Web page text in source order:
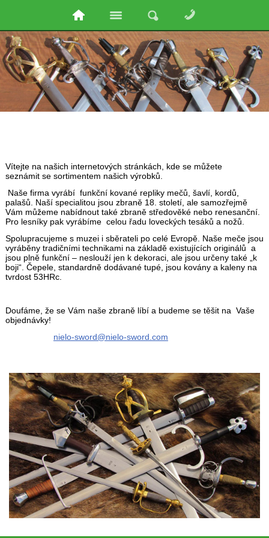
Vítejte na našich internetových stránkách, kde se můžete
seznámit se sortimentem našich výrobků.
Naše firma vyrábí funkční kované repliky mečů, šavlí, kordů,
palašů. Naší specialitou jsou zbraně 18. století, ale samozřejmě
Vám můžeme nabídnout také zbraně středověké nebo renesanční.
Pro lesníky pak vyrábíme celou řadu loveckých tesáků a nožů.
Spolupracujeme s muzei i sběrateli po celé Evropě. Naše meče jsou
vyráběny tradičními technikami na základě existujících originálů a
jsou plně funkční – neslouží jen k dekoraci, ale jsou určeny také „k
boji“. Čepele, standardně dodávané tupé, jsou kovány a kaleny na
tvrdost 53HRc.
Doufáme, že se Vám naše zbraně líbí a budeme se těšit na Vaše
objednávky!
nielo-sword@nielo-sword.com